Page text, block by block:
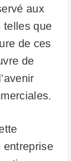
aux
telles que
de ces
de
entreprise